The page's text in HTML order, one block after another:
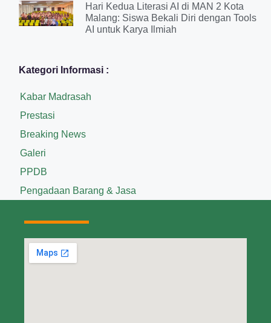
Hari Kedua Literasi AI di MAN 2 Kota
Malang: Siswa Bekali Diri dengan Tools
AI untuk Karya Ilmiah
Kategori Informasi :
Kabar Madrasah
Prestasi
Breaking News
Galeri
PPDB
Pengadaan Barang & Jasa